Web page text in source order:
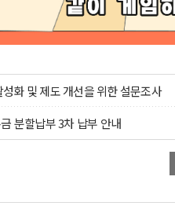
화 및 제도 개선을 위한 설문조사
분할납부 3차 납부 안내